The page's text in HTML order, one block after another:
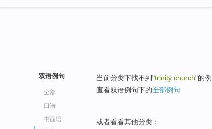
双语例句
全部
口语
书面语
当前分类下找不到"trinity church"的例
查看双语例句下的全部例句
或者看看其他分类：